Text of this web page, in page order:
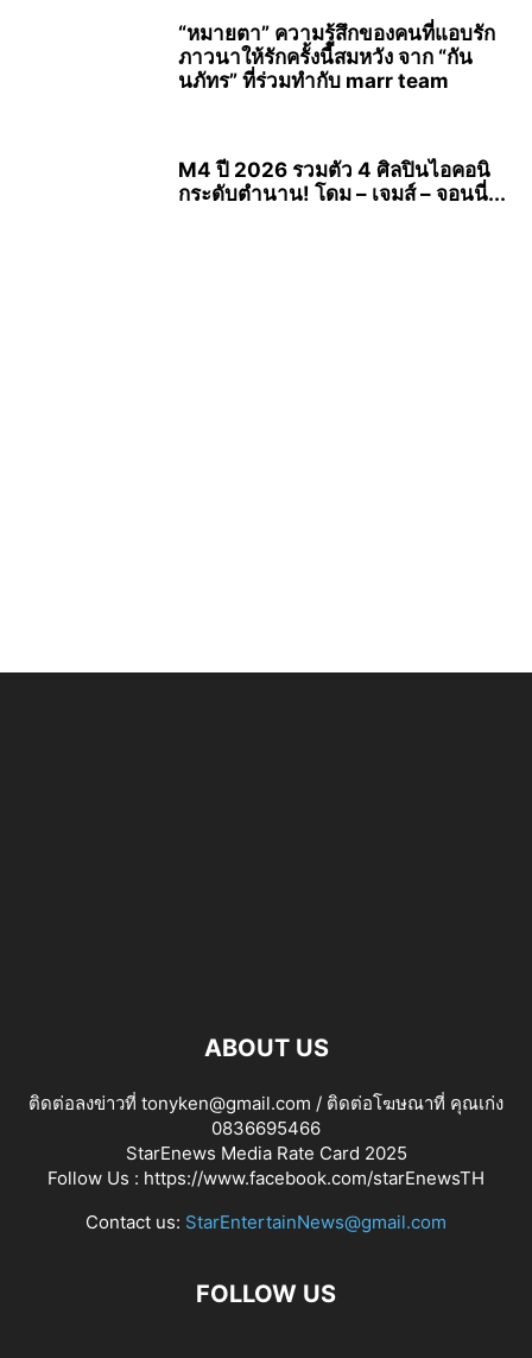
“หมายตา” ความรู้สึกของคนที่แอบรัก
ภาวนาให้รักครั้งนี้สมหวัง จาก “กัน
นภัทร” ที่ร่วมทำกับ marr team
M4 ปี 2026 รวมตัว 4 ศิลปินไอคอนิ
กระดับตำนาน! โดม – เจมส์ – จอนนี่...
ABOUT US
ติดต่อลงข่าวที่ tonyken@gmail.com / ติดต่อโฆษณาที่ คุณเก่ง
0836695466
StarEnews Media Rate Card 2025
Follow Us : https://www.facebook.com/starEnewsTH
Contact us: StarEntertainNews@gmail.com
FOLLOW US